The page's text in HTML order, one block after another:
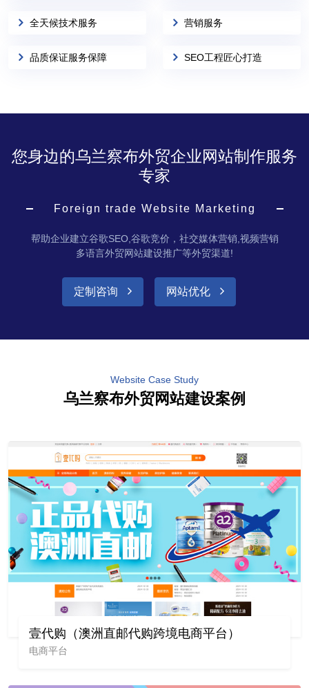
全天候技术服务 营销服务
品质保证服务保障 SEO工程匠心打造
您身边的乌兰察布外贸企业网站制作服务
专家
Foreign trade Website Marketing
帮助企业建立谷歌SEO,谷歌竞价，社交媒体营销,视频营销
多语言外贸网站建设推广等外贸渠道!
定制咨询 网站优化
Website Case Study
乌兰察布外贸网站建设案例
壹代购（澳洲直邮代购跨境电商平台）
电商平台